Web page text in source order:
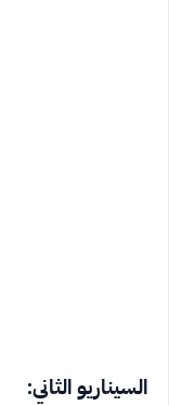
السيناريو الثاني: